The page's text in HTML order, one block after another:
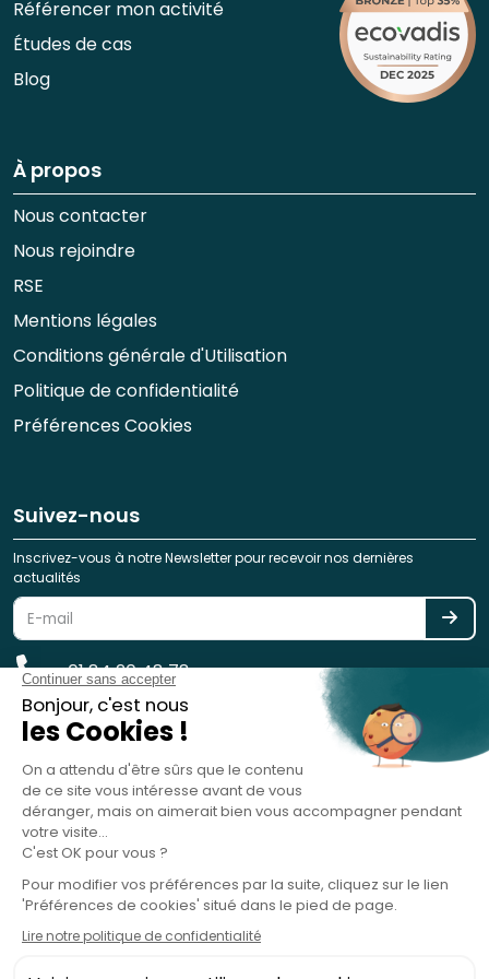
Référencer mon activité
Études de cas
Blog
À propos
Nous contacter
Nous rejoindre
RSE
Mentions légales
Conditions générale d'Utilisation
Politique de confidentialité
Préférences Cookies
Suivez-nous
Inscrivez-vous à notre Newsletter pour recevoir nos dernières
actualités
01 84 20 48 78
reservation@spotlag.com
Voyages et de Séjours - ATOUT France - sous le n° IM075220031 -